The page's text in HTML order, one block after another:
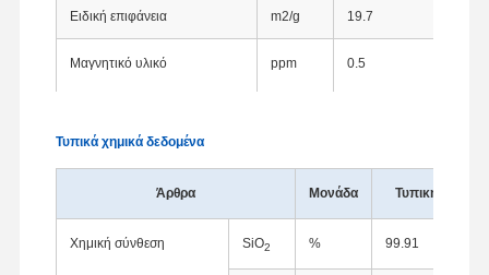
Ειδική επιφάνεια m2/g 19.7
Μαγνητικό υλικό ppm 0.5
Τυπικά χημικά δεδομένα
Άρθρα Μονάδα Τυπική αξία
Χημική σύνθεση SiO2 % 99.91